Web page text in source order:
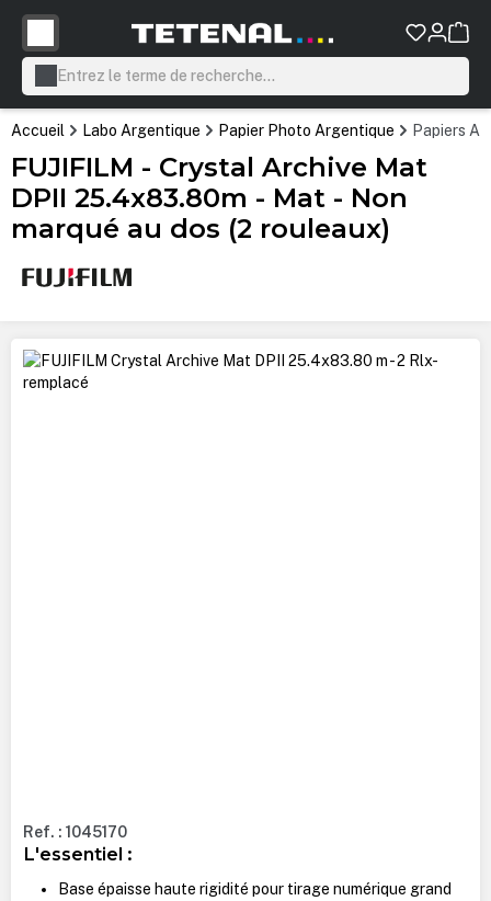
principal
Accueil Labo Argentique Papier Photo Argentique Papiers
FUJIFILM - Crystal Archive Mat
DPII 25.4x83.80m - Mat - Non
marqué au dos (2 rouleaux)
Ignorer la galerie d'images
Ref. : 1045170
L'essentiel :
Base épaisse haute rigidité pour tirage numérique grand